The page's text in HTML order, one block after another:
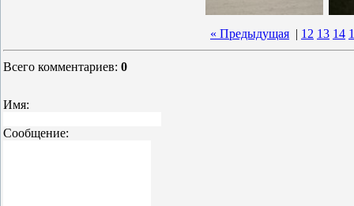
« Предыдущая | 12 13 14
Всего комментариев: 0
Имя:
Сообщение: